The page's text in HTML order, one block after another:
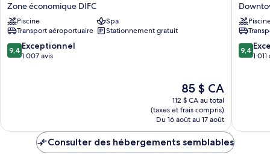
Dubai
Zone
économique
DIFC
Zone économique DIFC
Piscine
Spa
Transport aéroportuaire
Stationnement gratuit
9.4
sur
9,4 Exceptionnel
1 007 avis
Le
prix
est
de
85 $ CA
85 $ CA
112 $ CA au total
(taxes et frais compris)
Du 16 août au 17 août
Dubaï
9.4
sur
9,4
1 011
Consulter des hébergements semblables